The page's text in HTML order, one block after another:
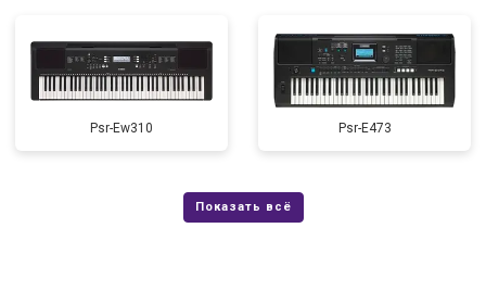
Psr-Ew310 Psr-E473